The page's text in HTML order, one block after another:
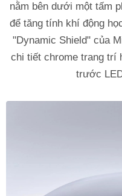
nằm bên dưới một tấm
để tăng tính khí động
"Dynamic Shield" của
chi tiết chrome trang trí
trước